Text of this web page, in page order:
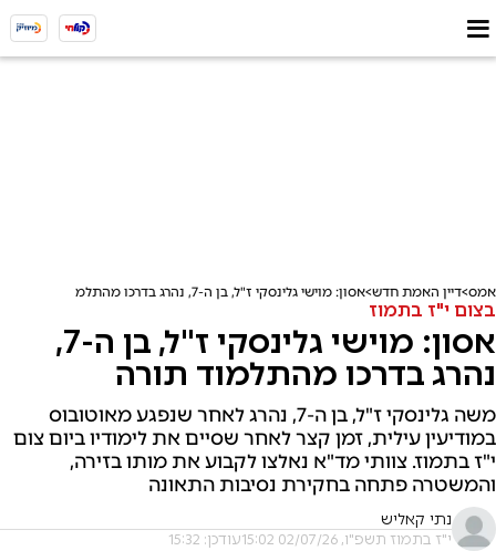
אמס דיין האמת חדש אסון: מוישי גלינסקי ז"ל, בן ה-7, נהרג בדרכו מהתלמוד תורה
בצום י"ז בתמוז
אסון: מוישי גלינסקי ז"ל, בן ה-7,
נהרג בדרכו מהתלמוד תורה
משה גלינסקי ז"ל, בן ה-7, נהרג לאחר שנפגע מאוטובוס
במודיעין עילית, זמן קצר לאחר שסיים את לימודיו ביום צום
י"ז בתמוז. צוותי מד"א נאלצו לקבוע את מותו בזירה,
והמשטרה פתחה בחקירת נסיבות התאונה
נתי קאליש
י"ז בתמוז תשפ"ו, 02/07/26 15:02 עודכן: 15:32